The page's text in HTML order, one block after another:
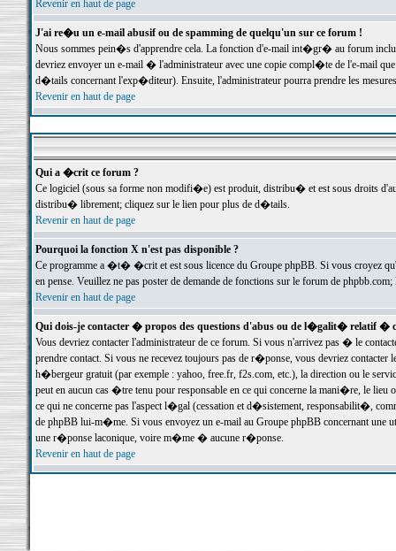
Revenir en haut de page
J'ai re�u un e-mail abusif ou de spamming de quelqu'un sur ce forum !
Nous sommes pein�s d'apprendre cela. La fonction d'e-mail int�gr� au forum inclut
devriez envoyer un e-mail � l'administrateur avec une copie compl�te de l'e-mail
d�tails concernant l'exp�diteur). Ensuite, l'administrateur pourra prendre les
Revenir en haut de page
Qui a �crit ce forum ?
Ce logiciel (sous sa forme non modifi�e) est produit, distribu� et est sous droits
distribu� librement; cliquez sur le lien pour plus de d�tails.
Revenir en haut de page
Pourquoi la fonction X n'est pas disponible ?
Ce programme a �t� �crit et est sous licence du Groupe phpBB. Si vous croyez
en pense. Veuillez ne pas poster de demande de fonctions sur le forum de
Revenir en haut de page
Qui dois-je contacter � propos des questions d'abus ou de l�galit� relatif �
Vous devriez contacter l'administrateur de ce forum. Si vous n'arrivez pas � le
prendre contact. Si vous ne recevez toujours pas de r�ponse, vous devriez
h�bergeur gratuit (par exemple : yahoo, free.fr, f2s.com, etc.), la direction ou le
peut en aucun cas �tre tenu pour responsable en ce qui concerne la mani�re, le
ce qui ne concerne pas l'aspect l�gal (cessation et d�sistement, responsabilit�,
de phpBB lui-m�me. Si vous envoyez un e-mail au Groupe phpBB concernant une
une r�ponse laconique, voire m�me � aucune r�ponse.
Revenir en haut de page